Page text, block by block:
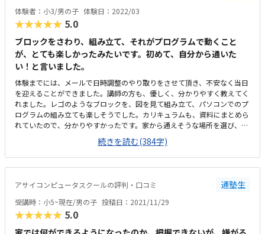
体験終了後も帰りたがらずにもっとやりたがっていたので、参加して良か
ったです。
体験者：小3/男の子 体験日：2022/03
★★★★★ 5.0
ブロックをさわり、組み立て、それがプログラムで動くこと
が、とても楽しかったみたいです。初めて、自分から通いた
い！と言いました。
体験までには、メールで日時調整のやり取りをさせて頂き、不安なく当日
を迎えることができました。講師の方も、優しく、分かりやすく教えてく
れました。レゴのようなブロックを、図を見て組み立て、パソコンでのプ
ログラムの組み立ても楽しそうでした。カリキュラムも、資料にまとめら
れていたので、分かりやすかったです。家から通えそうな場所を選び、体
験を申し込みましたが、実際の体験場所は、家から離れていました。子供
だけでは通えなさそうです。感染対策として、窓が開いていたり、消毒な
ど設置されていました。広々していて、とても良かったです。コエテコの
サイトには月2回のレッスンと記載されていましたが、実際体験させても
た。子供を褒めて、やる気を与えてくれました。答えは教えず、何度も自
分で試させてくれるところも、良かったです。
続きを読む(384字)
アサイコンピュータスクールの評判・口コミ 通塾生
受講時：小5~現在/男の子 投稿日：2021/11/29
★★★★★ 5.0